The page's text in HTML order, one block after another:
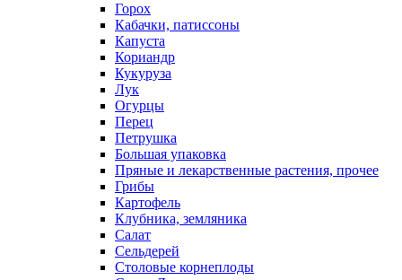
Горох
Кабачки, патиссоны
Капуста
Кориандр
Кукуруза
Лук
Огурцы
Перец
Петрушка
Большая упаковка
Пряные и лекарственные растения, прочее
Грибы
Картофель
Клубника, земляника
Салат
Сельдерей
Столовые корнеплоды